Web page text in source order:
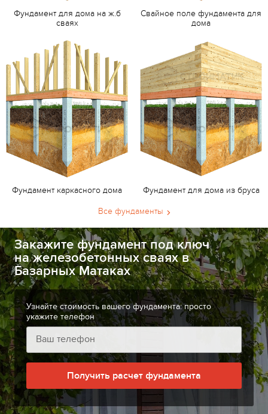
Фундамент для дома на ж.б
сваях
Свайное поле фундамента для
дома
Фундамент каркасного дома Фундамент для дома из бруса
Все фундаменты
Закажите фундамент под ключ
на железобетонных сваях в
Базарных Матаках
Узнайте стоимость вашего фундамента: просто
укажите телефон
Получить расчет фундамента